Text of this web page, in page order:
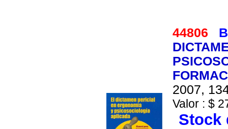
44806
2007,
Valor : $
Stock